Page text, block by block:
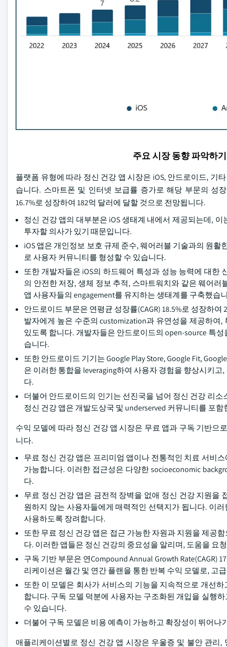
주요 시장 동향 파악하기
플랫폼 유형에 따라 정신 건강 앱 시장은 iOS, 안드로이드, 기
습니다. 스마트폰 및 인터넷 보급률 증가로 해당 부문의 성
16.7%로 성장하여 182억 달러에 달할 것으로 전망됩니다.
정신 건강 앱의 대부분은 iOS 생태계 내에서 제공되는데,
투자할 의사가 있기 때문입니다.
iOS 앱은 개인정보 보호 규제 준수, 웨어러블 기술과의 원활
로 사용자 커뮤니티를 형성할 수 있습니다.
또한 개발자들은 iOS의 하드웨어 특성과 성능 능력에 대한
의 안전한 저장, 생체 정보 추적, 스마트워치와 같은 웨어
앱 사용자들의 engagement를 유지하는 생태계를 구축했습
안드로이드 부문은 연평균 성장률(CAGR) 18.5%로 성장하
발자에게 높은 수준의 customization과 유연성을 제공하여
있도록 합니다. 개발자들은 안드로이드의 open-source 특
습니다.
또한 안드로이드 기기는 Google Play Store, Google Fit,
은 이러한 통합을 leveraging하여 사용자 경험을 향상시키
다.
더불어 안드로이드의 인기는 선진국을 넘어 정신 건강 리
정신 건강 앱은 개발도상국 및 underserved 커뮤니티를 포
수익 모델에 따라 정신 건강 앱 시장은 무료 앱과 구독 기반으
니다.
무료 정신 건강 앱은 프리미엄 앱이나 전통적인 치료 서비
가능합니다. 이러한 접근성은 다양한 socioeconomic
다.
무료 정신 건강 앱은 금전적 장벽을 없애 정신 건강 지원을
원하지 않는 사용자들에게 매력적인 선택지가 됩니다. 이
사용하도록 장려합니다.
또한 무료 정신 건강 앱은 접근 가능한 자원과 지원을 제공
다. 이러한 앱들은 정신 건강의 중요성을 알리며, 도움을 요
구독 기반 부문은 연Compound Annual Growth
리케이션은 월간 및 연간 플랜을 통한 반복 수익 모델로, 고
또한 이 모델은 회사가 서비스의 기능을 지속적으로 개선
합니다. 구독 모델 덕분에 사용자는 구조화된 개입을 실행
수 있습니다.
더불어 구독 모델은 비용 예측이 가능하고 확장성이 뛰어
애플리케이션별로 정신 건강 앱 시장은 우울증 및 불안 관리